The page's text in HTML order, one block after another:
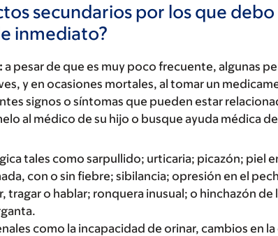
secundarios por los que
inmediato?
a pesar de que es muy poco frecuente, algunas
y en ocasiones mortales, al tomar un
signos o síntomas que pueden estar
al médico de su hijo o busque ayuda médica
tales como sarpullido; urticaria; picazón; piel
con o sin fiebre; sibilancia; opresión en el
tragar o hablar; ronquera inusual; o hinchazón de
como la incapacidad de orinar, cambios en